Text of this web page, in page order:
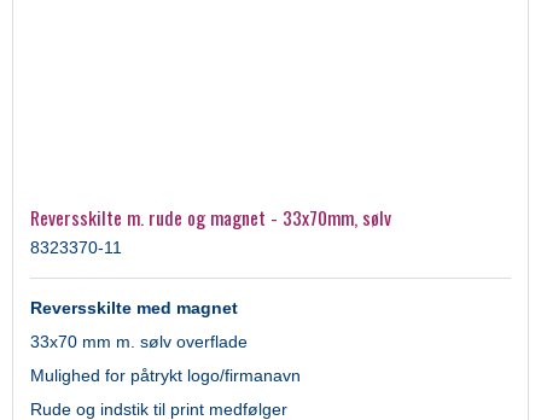
Reversskilte m. rude og magnet - 33x70mm, sølv
8323370-11
Reversskilte med magnet
33x70 mm m. sølv overflade
Mulighed for påtrykt logo/firmanavn
Rude og indstik til print medfølger